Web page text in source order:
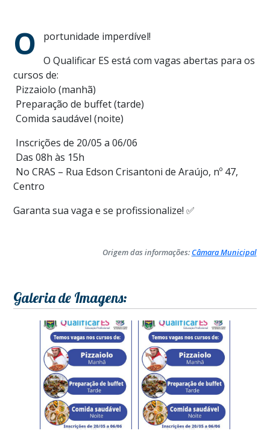
O
portunidade imperdível!
O Qualificar ES está com vagas abertas para os
cursos de:
Pizzaiolo (manhã)
Preparação de buffet (tarde)
Comida saudável (noite)
Inscrições de 20/05 a 06/06
Das 08h às 15h
No CRAS – Rua Edson Crisantoni de Araújo, nº 47,
Centro
Garanta sua vaga e se profissionalize! ✅
Origem das informações:Câmara Municipal
Galeria de Imagens: